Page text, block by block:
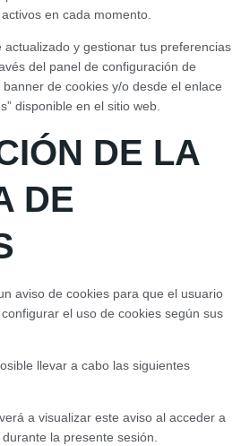
en cada momento.
actualizado y gestionar tus preferencias
del panel de configuración de
de cookies y/o desde el enlace
disponible en el sitio web.
DE LA
DE
aviso de cookies para que el usuario
el uso de cookies según sus
llevar a cabo las siguientes
a visualizar este aviso al acceder a
la presente sesión.